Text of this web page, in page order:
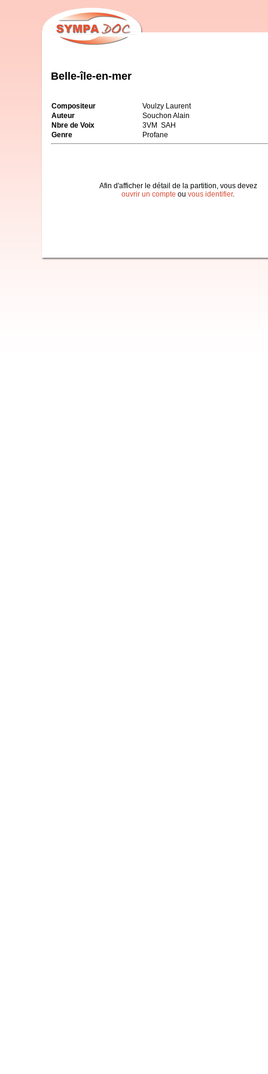
Belle-île-en-mer
Compositeur
Voulzy Laurent
Auteur
Souchon Alain
Nbre de Voix
3VM SAH
Genre
Profane
Afin d'afficher le détail de la partition, vous devez
ouvrir un compte ou vous identifier.